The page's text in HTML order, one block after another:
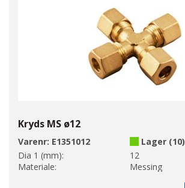
Kryds MS ø12
Varenr: E1351012
Lager (10)
Dia 1 (mm):
12
Materiale:
Messing